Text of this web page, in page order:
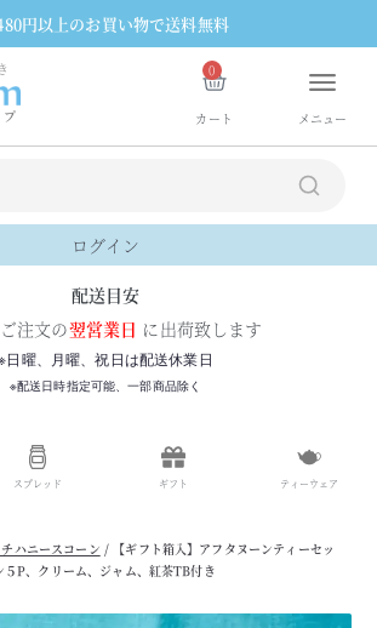
円以上のお買い物で送料無料
0
カート メニュー
ログイン
配送目安
注文の翌営業日 に出荷致します
日曜、月曜、祝日は配送休業日
※配送日時指定可能、一部商品除く
スプレッド ギフト ティーウェア
チハニースコーン / 【ギフト箱入】アフタヌーンティーセッ
５P、クリーム、ジャム、紅茶TB付き